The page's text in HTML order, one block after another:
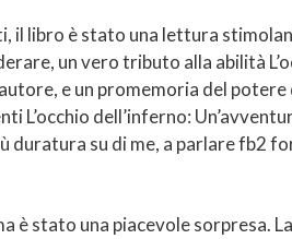
il libro è stato una lettura
un vero tributo alla abilità
e un promemoria del
L’occhio dell’inferno:
duratura su di me, a parlare fb2
è stato una piacevole sorpresa.